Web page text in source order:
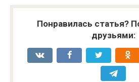
Понравилась статья?
друзьями: